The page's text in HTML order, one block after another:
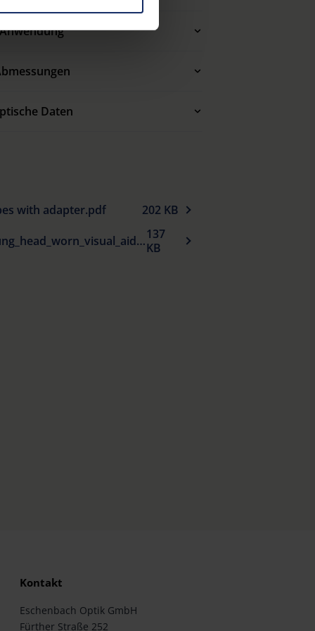
Privacy Policy and in the
Anwendung
Daten
with adapter.pdf
202 KB
EU_Konformitaetserklaerung_head_worn_visual_aids_de.pdf137
KB
Kontakt
Eschenbach Optik GmbH
Fürther Straße 252